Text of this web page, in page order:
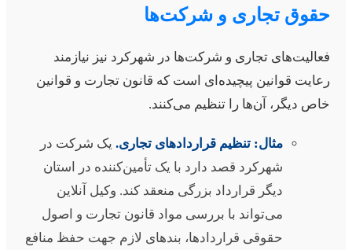
تجاری و شرکت‌ها
تجاری و شرکت‌ها در شهرکرد نیز نیازمند
قوانین پیچیده‌ای است که قانون تجارت و قوانین
دیگر، آن‌ها را تنظیم می‌کنند.
مثال: تنظیم قراردادهای تجاری.یک شرکت در
شهرکرد قصد دارد با یک تأمین‌کننده در استان
دیگر قرارداد بزرگی منعقد کند. وکیل آنلاین
می‌تواند با بررسی مواد قانون تجارت و اصول
حقوقی قراردادها، بندهای لازم جهت حفظ منافع